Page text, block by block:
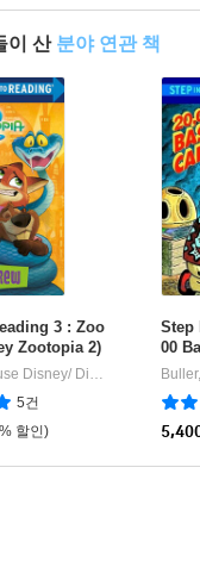
이 산 분야 연관 책
3 : Zoo
Zootopia 2)
Random House Disney/ Disney Storybook Art Team (ILT)
5건
할인)
Step
00
he